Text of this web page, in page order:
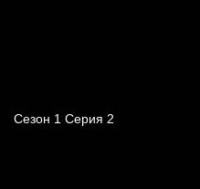
Сезон 1 Серия 2